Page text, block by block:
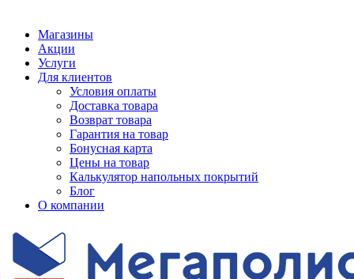
Магазины
Акции
Услуги
Для клиентов
Условия оплаты
Доставка товара
Возврат товара
Гарантия на товар
Бонусная карта
Цены на товар
Калькулятор напольных покрытий
Блог
О компании